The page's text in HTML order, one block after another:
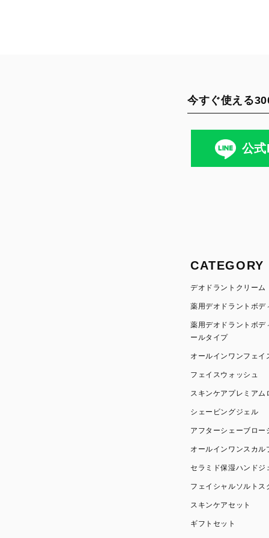
今すぐ使える
公
CATEGORY
デオドラントクリーム
薬用デオドラントボデ
薬用デオドラントボデ
ールタイプ
オールインワンフェイ
フェイスウォッシュ
スキンケアプレミアム
シェービングジェル
アフターシェーブロー
オールインワンスカル
セラミド保湿ハンドジ
フェイシャルソルトス
スキンケアセット
ギフトセット